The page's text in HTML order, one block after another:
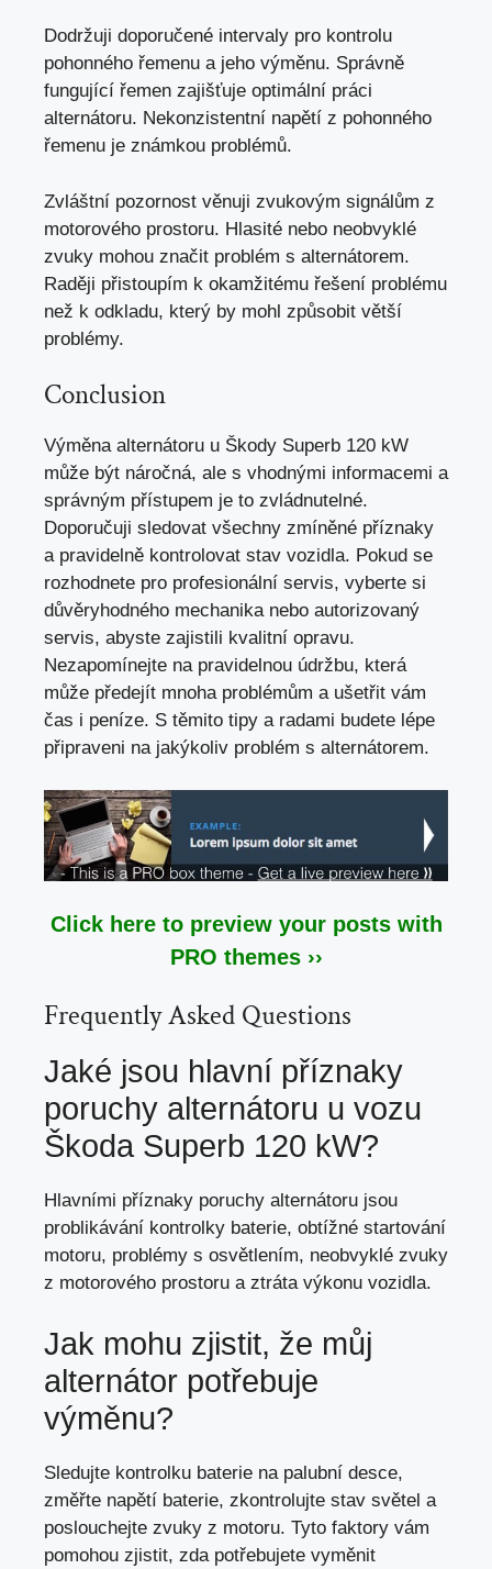
Dodržuji doporučené intervaly pro kontrolu
pohonného řemenu a jeho výměnu. Správně
fungující řemen zajišťuje optimální práci
alternátoru. Nekonzistentní napětí z pohonného
řemenu je známkou problémů.
Zvláštní pozornost věnuji zvukovým signálům z
motorového prostoru. Hlasité nebo neobvyklé
zvuky mohou značit problém s alternátorem.
Raději přistoupím k okamžitému řešení problému
než k odkladu, který by mohl způsobit větší
problémy.
Conclusion
Výměna alternátoru u Škody Superb 120 kW
může být náročná, ale s vhodnými informacemi a
správným přístupem je to zvládnutelné.
Doporučuji sledovat všechny zmíněné příznaky
a pravidelně kontrolovat stav vozidla. Pokud se
rozhodnete pro profesionální servis, vyberte si
důvěryhodného mechanika nebo autorizovaný
servis, abyste zajistili kvalitní opravu.
Nezapomínejte na pravidelnou údržbu, která
může předejít mnoha problémům a ušetřit vám
čas i peníze. S těmito tipy a radami budete lépe
připraveni na jakýkoliv problém s alternátorem.
Click here to preview your posts with
PRO themes ››
Frequently Asked Questions
Jaké jsou hlavní příznaky
poruchy alternátoru u vozu
Škoda Superb 120 kW?
Hlavními příznaky poruchy alternátoru jsou
problikávání kontrolky baterie, obtížné startování
motoru, problémy s osvětlením, neobvyklé zvuky
z motorového prostoru a ztráta výkonu vozidla.
Jak mohu zjistit, že můj
alternátor potřebuje
výměnu?
Sledujte kontrolku baterie na palubní desce,
změřte napětí baterie, zkontrolujte stav světel a
poslouchejte zvuky z motoru. Tyto faktory vám
pomohou zjistit, zda potřebujete vyměnit